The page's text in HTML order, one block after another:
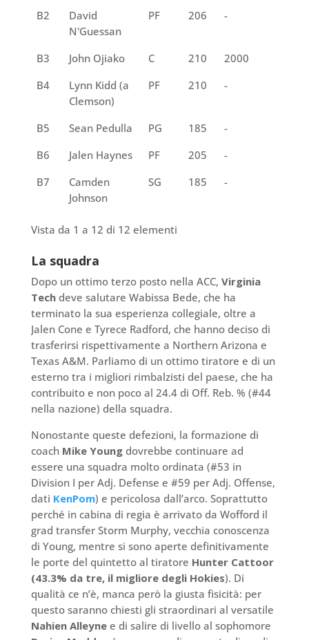
B2
David
N'Guessan
PF 206 -
B3 John Ojiako C 210 2000
B4
Lynn Kidd (a
Clemson)
PF 210 -
B5 Sean Pedulla PG 185 -
B6
Jalen Haynes PF 205 -
B7
Camden
Johnson
SG 185 -
Vista da 1 a 12 di 12 elementi
La squadra
Dopo un ottimo terzo posto nella ACC, Virginia
Techdeve salutare Wabissa Bede, che ha
terminato la sua esperienza collegiale, oltre a
Jalen Cone e Tyrece Radford, che hanno deciso di
trasferirsi rispettivamente a Northern Arizona e
Texas A&M. Parliamo di un ottimo tiratore e di un
esterno tra i migliori rimbalzisti del paese, che ha
contribuito e non poco al 24.4 di Off. Reb. % (#44
nella nazione) della squadra.
Nonostante queste defezioni, la formazione di
coach Mike Youngdovrebbe continuare ad
essere una squadra molto ordinata (#53 in
Division I per Adj. Defense e #59 per Adj. Offense,
dati KenPom) e pericolosa dall’arco. Soprattutto
perché in cabina di regia è arrivato da Wofford il
grad transfer Storm Murphy, vecchia conoscenza
di Young, mentre si sono aperte definitivamente
le porte del quintetto al tiratore Hunter Cattoor
(43.3% da tre, il migliore degli Hokies). Di
qualità ce n’è, manca però la giusta fisicità: per
questo saranno chiesti gli straordinari al versatile
Nahien Alleynee di salire di livello al sophomore